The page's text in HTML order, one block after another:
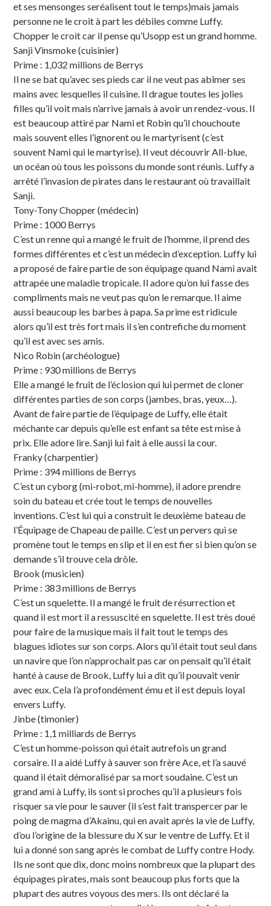
et ses mensonges seréalisent tout le temps)mais jamais
personne ne le croit à part les débiles comme Luffy.
Chopper le croit car il pense qu’Usopp est un grand homme.
Sanji Vinsmoke (cuisinier)
Prime : 1,032 millions de Berrys
Il ne se bat qu’avec ses pieds car il ne veut pas abîmer ses
mains avec lesquelles il cuisine. Il drague toutes les jolies
filles qu’il voit mais n’arrive jamais à avoir un rendez-vous. Il
est beaucoup attiré par Nami et Robin qu’il chouchoute
mais souvent elles l’ignorent ou le martyrisent (c’est
souvent Nami qui le martyrise). Il veut découvrir All-blue,
un océan où tous les poissons du monde sont réunis. Luffy a
arrêté l’invasion de pirates dans le restaurant où travaillait
Sanji.
Tony-Tony Chopper (médecin)
Prime : 1000 Berrys
C’est un renne qui a mangé le fruit de l’homme, il prend des
formes différentes et c’est un médecin d’exception. Luffy lui
a proposé de faire partie de son équipage quand Nami avait
attrapée une maladie tropicale. Il adore qu’on lui fasse des
compliments mais ne veut pas qu’on le remarque. Il aime
aussi beaucoup les barbes à papa. Sa prime est ridicule
alors qu’il est très fort mais il s’en contrefiche du moment
qu’il est avec ses amis.
Nico Robin (archéologue)
Prime : 930 millions de Berrys
Elle a mangé le fruit de l’éclosion qui lui permet de cloner
différentes parties de son corps (jambes, bras, yeux…).
Avant de faire partie de l’équipage de Luffy, elle était
méchante car depuis qu’elle est enfant sa tête est mise à
prix. Elle adore lire. Sanji lui fait à elle aussi la cour.
Franky (charpentier)
Prime : 394 millions de Berrys
C’est un cyborg (mi-robot, mi-homme), il adore prendre
soin du bateau et crée tout le temps de nouvelles
inventions. C’est lui qui a construit le deuxième bateau de
l’Équipage de Chapeau de paille. C’est un pervers qui se
promène tout le temps en slip et il en est fier si bien qu’on se
demande s’il trouve cela drôle.
Brook (musicien)
Prime : 383 millions de Berrys
C’est un squelette. Il a mangé le fruit de résurrection et
quand il est mort il a ressuscité en squelette. Il est très doué
pour faire de la musique mais il fait tout le temps des
blagues idiotes sur son corps. Alors qu’il était tout seul dans
un navire que l’on n’approchait pas car on pensait qu’il était
hanté à cause de Brook, Luffy lui a dit qu’il pouvait venir
avec eux. Cela l’a profondément ému et il est depuis loyal
envers Luffy.
Jinbe (timonier)
Prime : 1,1 milliards de Berrys
C’est un homme-poisson qui était autrefois un grand
corsaire. Il a aidé Luffy à sauver son frère Ace, et l’a sauvé
quand il était démoralisé par sa mort soudaine. C’est un
grand ami à Luffy, ils sont si proches qu’il a plusieurs fois
risquer sa vie pour le sauver (il s’est fait transpercer par le
poing de magma d’Akainu, qui en avait après la vie de Luffy,
d’ou l’origine de la blessure du X sur le ventre de Luffy. Et il
lui a donné son sang après le combat de Luffy contre Hody.
Ils ne sont que dix, donc moins nombreux que la plupart des
équipages pirates, mais sont beaucoup plus forts que la
plupart des autres voyous des mers. Ils ont déclaré la